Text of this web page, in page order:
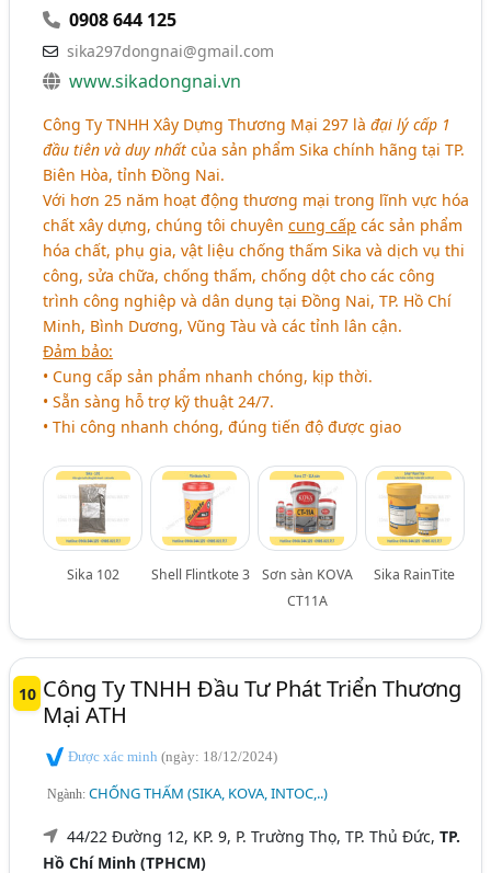
0908 644 125
sika297dongnai@gmail.com
www.sikadongnai.vn
Công Ty TNHH Xây Dựng Thương Mại 297 làđại lý cấp 1
đầu tiên và duy nhất của sản phẩm Sika chính hãng tại TP.
Biên Hòa, tỉnh Đồng Nai.
Với hơn 25 năm hoạt động thương mại trong lĩnh vực hóa
chất xây dựng, chúng tôi chuyêncung cấp các sản phẩm
hóa chất, phụ gia, vật liệu chống thấm Sika và dịch vụ thi
công, sửa chữa, chống thấm, chống dột cho các công
trình công nghiệp và dân dụng tại Đồng Nai, TP. Hồ Chí
Minh, Bình Dương, Vũng Tàu và các tỉnh lân cận.
Đảm bảo:
• Cung cấp sản phẩm nhanh chóng, kịp thời.
• Sẵn sàng hỗ trợ kỹ thuật 24/7.
• Thi công nhanh chóng, đúng tiến độ được giao
Sika 102 Shell Flintkote 3
Sơn sàn KOVA
CT11A
Sika RainTite
10 Công Ty TNHH Đầu Tư Phát Triển Thương
Mại ATH
Được xác minh(ngày: 18/12/2024)
Ngành:CHỐNG THẤM (SIKA, KOVA, INTOC,..)
44/22 Đường 12, KP. 9, P. Trường Thọ, TP. Thủ Đức,TP.
Hồ Chí Minh (TPHCM)